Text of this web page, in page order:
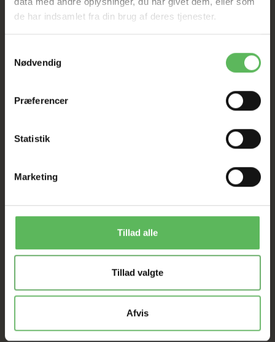
de har indsamlet fra din brug af deres tjenester.
Nødvendig
Præferencer
Statistik
Marketing
Tillad alle
Tillad valgte
Afvis
Vitamin B12
mg
Forbindelser af sporstoffer:
Kobber chelat af aminosyrehydrat
Cu